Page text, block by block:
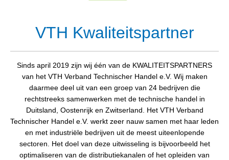
VTH Kwaliteitspartner
Sinds april 2019 zijn wij één van de KWALITEITSPARTNERS
van het VTH Verband Technischer Handel e.V. Wij maken
daarmee deel uit van een groep van 24 bedrijven die
rechtstreeks samenwerken met de technische handel in
Duitsland, Oostenrijk en Zwitserland. Het VTH Verband
Technischer Handel e.V. werkt zeer nauw samen met haar leden
en met industriële bedrijven uit de meest uiteenlopende
sectoren. Het doel van deze uitwisseling is bijvoorbeeld het
optimaliseren van de distributiekanalen of het opleiden van